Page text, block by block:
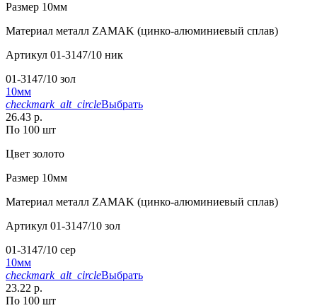
Размер 10мм
Материал металл ZAMAK (цинко-алюминиевый сплав)
Артикул 01-3147/10 ник
01-3147/10 зол
10мм
checkmark_alt_circleВыбрать
26.43 р.
По 100 шт
Цвет золото
Размер 10мм
Материал металл ZAMAK (цинко-алюминиевый сплав)
Артикул 01-3147/10 зол
01-3147/10 сер
10мм
checkmark_alt_circleВыбрать
23.22 р.
По 100 шт